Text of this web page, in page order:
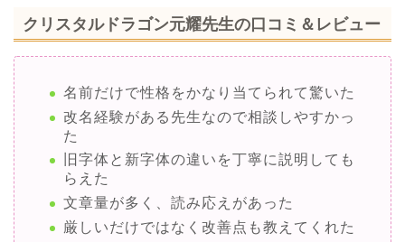
クリスタルドラゴン元耀先生の口コミ＆レビュー
名前だけで性格をかなり当てられて驚いた
改名経験がある先生なので相談しやすかっ
た
旧字体と新字体の違いを丁寧に説明しても
らえた
文章量が多く、読み応えがあった
厳しいだけではなく改善点も教えてくれた